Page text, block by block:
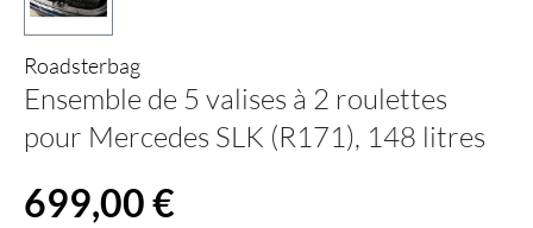
Roadsterbag
Ensemble de 5 valises à 2 roulettes
pour Mercedes SLK (R171), 148 litres
Prix régulier :
699,00 €